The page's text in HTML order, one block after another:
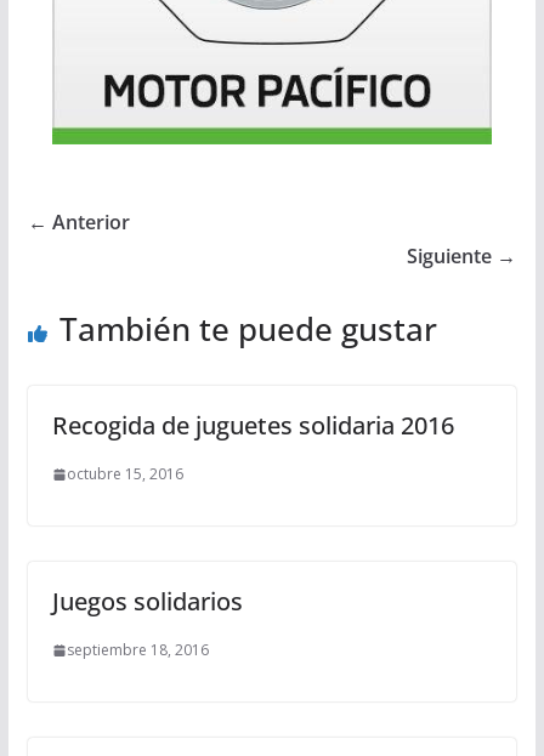
← Anterior
Siguiente →
También te puede gustar
Recogida de juguetes solidaria 2016
octubre 15, 2016
Juegos solidarios
septiembre 18, 2016